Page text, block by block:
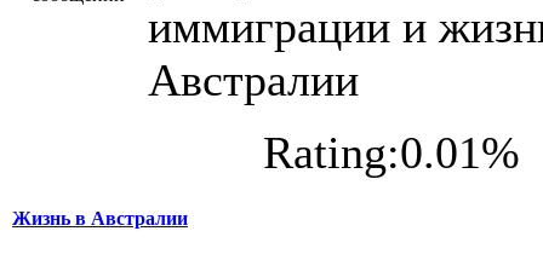
иммиграции и
Австралии
Rating:0.01%
Жизнь в Австралии